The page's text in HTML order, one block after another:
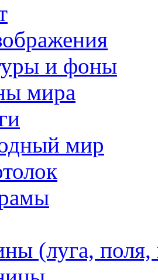
и фоны
мира
мир
(луга,